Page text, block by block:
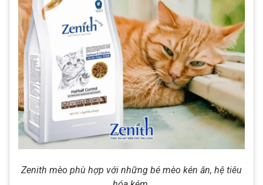
Zenith mèo phù hợp với những bé mèo kén ăn, hệ tiêu